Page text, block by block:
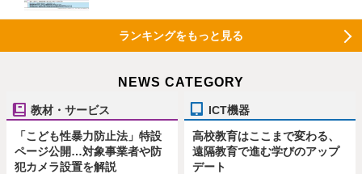
ランキングをもっと見る
NEWS CATEGORY
教材・サービス
「こども性暴力防止法」特設
ページ公開…対象事業者や防
犯カメラ設置を解説
ICT機器
高校教育はここまで変わる、
遠隔教育で進む学びのアップ
デート